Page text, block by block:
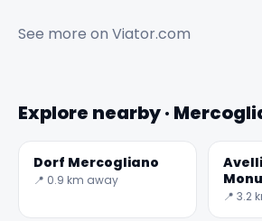
See more on Viator.com
Explore nearby ·
Dorf Mercogliano
📍 0.9 km away
📍 3.2